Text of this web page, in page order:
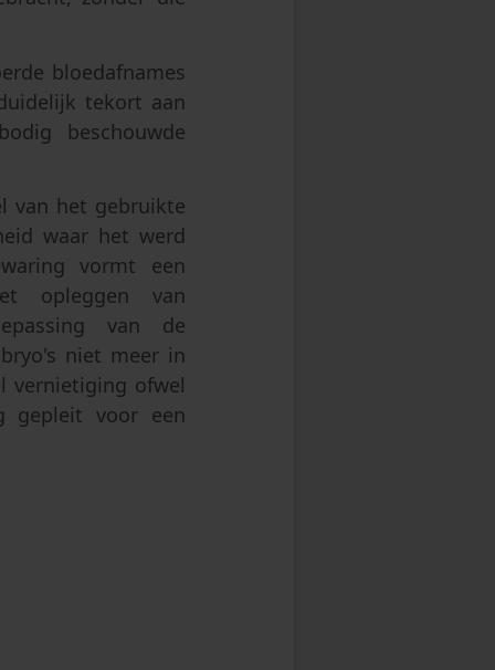
bloedafnames
tekort aan
beschouwde
van het gebruikte
waar het werd
vormt een
opleggen van
van de
niet meer in
vernietiging ofwel
gepleit voor een